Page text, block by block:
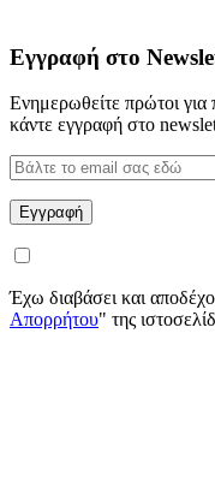
Εγγραφή στο
Ενημερωθείτε πρώτοι για
κάντε εγγραφή στο
Έχω διαβάσει και
Απορρήτου" της